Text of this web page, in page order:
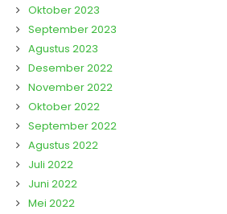
Oktober 2023
September 2023
Agustus 2023
Desember 2022
November 2022
Oktober 2022
September 2022
Agustus 2022
Juli 2022
Juni 2022
Mei 2022